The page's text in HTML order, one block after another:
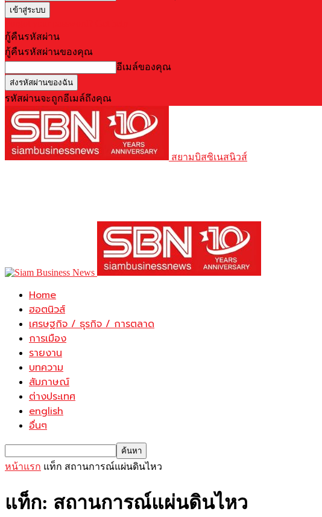
กู้คืนรหัสผ่าน
กู้คืนรหัสผ่านของคุณ
อีเมล์ของคุณ
รหัสผ่านจะถูกอีเมล์ถึงคุณ
สยามบิสซิเนสนิวส์
Home
ฮอตนิวส์
เศรษฐกิจ / ธุรกิจ / การตลาด
การเมือง
รายงาน
บทความ
สัมภาษณ์
ต่างประเทศ
english
อื่นๆ
หน้าแรก แท็ก สถานการณ์แผ่นดินไหว
แท็ก: สถานการณ์แผ่นดินไหว